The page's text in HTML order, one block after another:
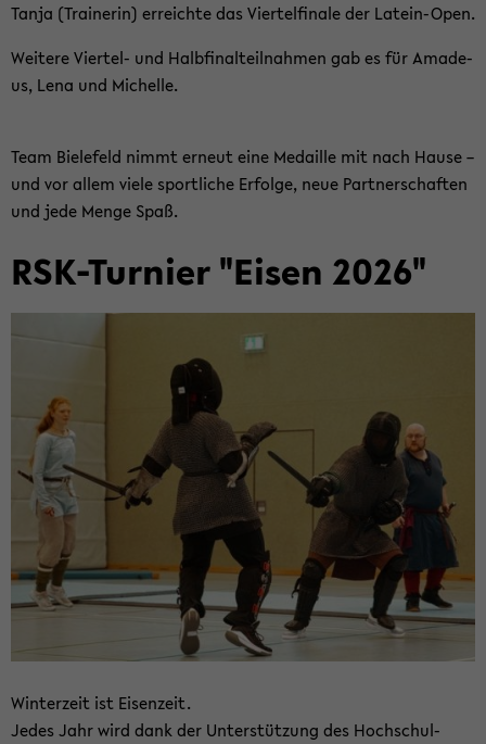
Tanja (Trai­ne­rin) er­reich­te das Vier­tel­fi­na­le der Latein-​Open.
Wei­te­re Viertel-​ und Halb­fi­nal­teil­nah­men gab es für Ama­de­
us, Lena und Mi­chel­le.
Team Bie­le­feld nimmt er­neut eine Me­dail­le mit nach Hause –
und vor allem viele sport­li­che Er­fol­ge, neue Part­ner­schaf­ten
und jede Menge Spaß.
RSK-​Turnier "Eisen 2026"
Win­ter­zeit ist Ei­sen­zeit.
Jedes Jahr wird dank der Un­ter­stüt­zung des Hoch­schul­